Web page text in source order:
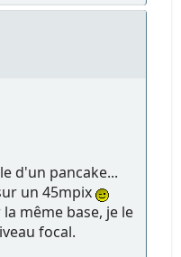
d'un pancake...
un 45mpix
même base, je le
focal.